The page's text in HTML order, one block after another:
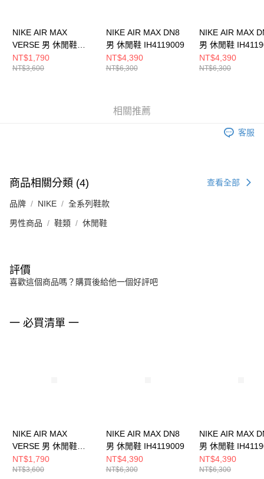
NIKE AIR MAX
VERSE 男 休閒鞋
FV1302003
NT$1,790
NT$3,600
NIKE AIR MAX DN8
男 休閒鞋 IH4119009
NT$4,390
NT$6,300
NIKE AIR MAX
男 休閒鞋
NT$4,390
NT$6,300
相關推薦
客服
商品相關分類 (4) 查看全部
品牌 NIKE 全系列鞋款
男性商品 鞋類 休閒鞋
評價
喜歡這個商品嗎？購買後給他一個好評吧
一 必買清單 一
NIKE AIR MAX
VERSE 男 休閒鞋
FV1302003
NT$1,790
NT$3,600
NIKE AIR MAX DN8
男 休閒鞋 IH4119009
NT$4,390
NT$6,300
NIKE AIR MAX
男 休閒鞋
NT$4,390
NT$6,300